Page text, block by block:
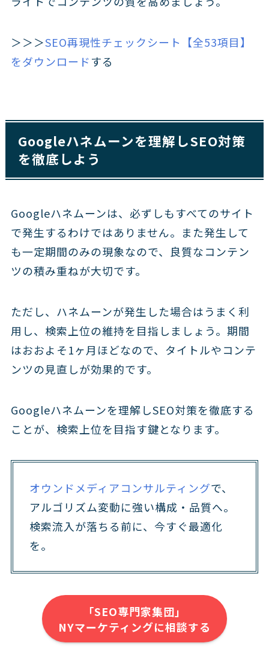
＞＞＞SEO再現性チェックシート【全53項目】
をダウンロードする
Googleハネムーンを理解しSEO対策
を徹底しよう
Googleハネムーンは、必ずしもすべてのサイト
で発生するわけではありません。また発生して
も一定期間のみの現象なので、良質なコンテン
ツの積み重ねが大切です。
ただし、ハネムーンが発生した場合はうまく利
用し、検索上位の維持を目指しましょう。期間
はおおよそ1ヶ月ほどなので、タイトルやコンテ
ンツの見直しが効果的です。
Googleハネムーンを理解しSEO対策を徹底する
ことが、検索上位を目指す鍵となります。
オウンドメディアコンサルティングで、
アルゴリズム変動に強い構成・品質へ。
検索流入が落ちる前に、今すぐ最適化
を。
「SEO専門家集団」
NYマーケティングに相談する